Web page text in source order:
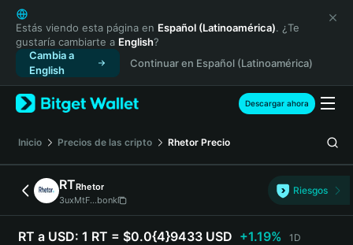
English
日本語
Tiếng Việt
Русский
Español (Latinoamérica)
Türkçe
Français
Deutsch
简体中文
繁體中文
Português (Portugal)
Bahasa Indonesia
Estás viendo esta página en Español (Latinoamérica). ¿Te
gustaría cambiarte a English?
Cambia a
English
Continuar en Español (Latinoamérica)
Descargar ahora
Inicio Precios de las cripto Rhetor Precio
RTRhetor
3uxMtF...bonk
Riesgos
RT a USD: 1 RT = $0.0{4}9433 USD +1.19% 1D